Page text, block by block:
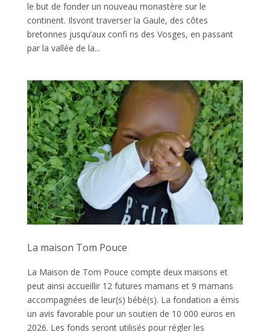
le but de fonder un nouveau monastère sur le
continent. Ilsvont traverser la Gaule, des côtes
bretonnes jusqu’aux confi ns des Vosges, en passant
par la vallée de la...
La maison Tom Pouce
La Maison de Tom Pouce compte deux maisons et
peut ainsi accueillir 12 futures mamans et 9 mamans
accompagnées de leur(s) bébé(s). La fondation a émis
un avis favorable pour un soutien de 10 000 euros en
2026. Les fonds seront utilisés pour régler les